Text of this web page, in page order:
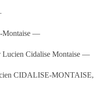
Montaise —
Cidalise Montaise —
CIDALISE-MONTAISE,